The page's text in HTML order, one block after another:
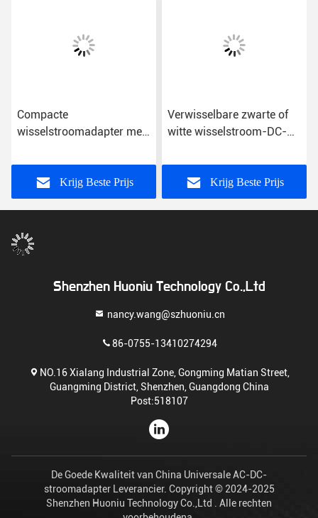
Compacte
wisselstroomadapter met
compatibiliteit Lichte
universele voeding
Krijg Beste Prijs
Verwisselbare zwarte of
witte wisselstroom-DC-
hoes
Krijg Beste Prijs
Shenzhen Huoniu Technology Co.,Ltd
nancy.wang@szhuoniu.cn
86-0755-13410274294
NO.16 Xialang Industrial Zone, Gongming Matian Street,
Guangming District, Shenzhen, Guangdong China
Post:518107
De Goede Kwaliteit van China Universale AC-DC-
stroomadapter Leverancier. Copyright © 2024-2025
Shenzhen Huoniu Technology Co.,Ltd . Alle rechten